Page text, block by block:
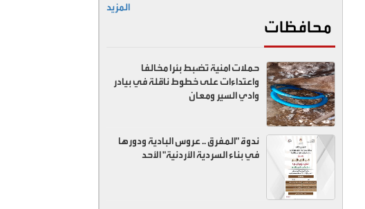
المزيد
محافظات
حملات امنية تضبط بئرا مخالفا
واعتداءات على خطوط ناقلة في بيادر
وادي السير ومعان
ندوة "المفرق .. عروس البادية ودورها
في بناء السردية الأردنية" الأحد